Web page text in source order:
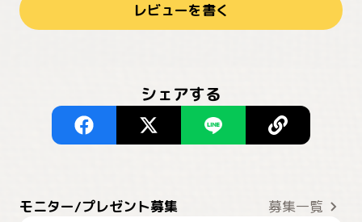
レビューを書く
シェアする
モニター/プレゼント募集 募集一覧